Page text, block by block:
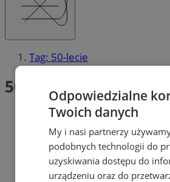
Tag: 50-lecie
50-lecie (2)Odpowiedzialne
Twoich danych
My i nasi partnerzy
podobnych technologii do
uzyskiwania dostępu do
urządzeniu oraz do